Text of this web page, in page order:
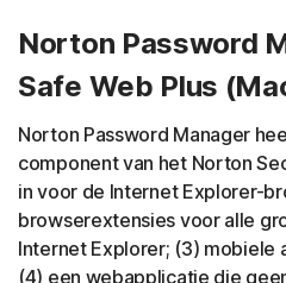
Norton Password
Safe Web Plus
Norton Password Manager
component van het Norton
in voor de Internet Explorer-
browserextensies voor alle
Internet Explorer; (3) mobiele
(4) een webapplicatie die